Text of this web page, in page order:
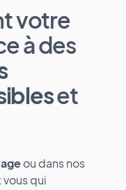
votre
à des
et
ou dans nos
vous qui